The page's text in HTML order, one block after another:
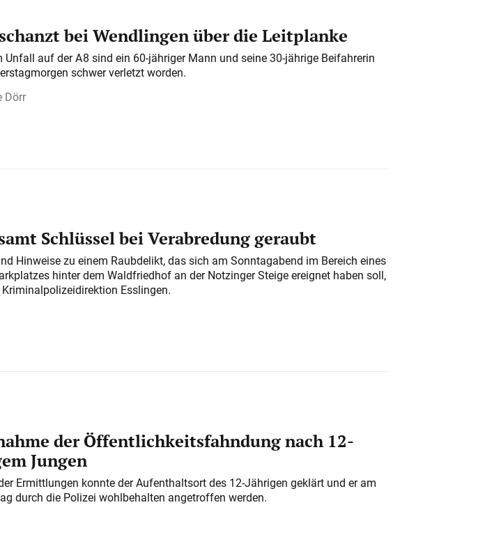
bei Wendlingen über die Leitplanke
Unfall auf der A 8 sind ein 60-jähriger Mann und seine 30-jährige Beifahrerin
schwer verletzt worden.
Dörr
Schlüssel bei Verabredung geraubt
Hinweise zu einem Raubdelikt, das sich am Sonntagabend im Bereich eines
hinter dem Waldfriedhof an der Notzinger Steige ereignet haben soll,
Esslingen.
der Öffentlichkeitsfahndung nach 12-
Jungen
Ermittlungen konnte der Aufenthaltsort des 12-Jährigen geklärt und er am
durch die Polizei wohlbehalten angetroffen werden.